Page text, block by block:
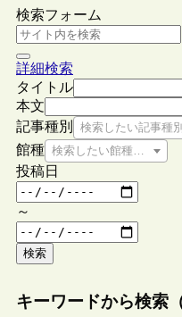
検索フォーム
詳細検索
タイトル
本文
記事種別
検索したい記事種
館種 検索したい館種を選択し
投稿日
～
検索
キーワードから検索